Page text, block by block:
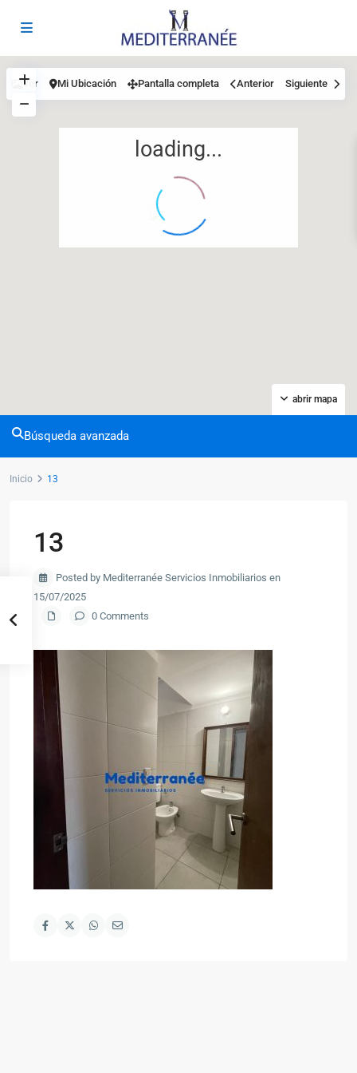
12
loading...
abrir mapa
Ver Mi Ubicación Pantalla completa Anterior Siguiente
Búsqueda avanzada
Inicio 13
13
Posted by Mediterranée Servicios Inmobiliarios en
15/07/2025
0 Comments